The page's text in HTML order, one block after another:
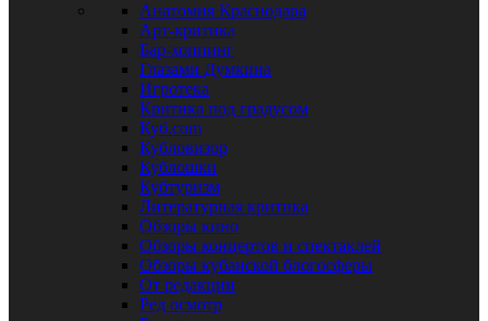
Анатомия Краснодара
Арт-критика
Бар-хоппинг
Глазами Думкина
Игротека
Критика под градусом
Куб.com
Кубловизор
Кублошки
Кубтуризм
Литературная критика
Обзоры кино
Обзоры концертов и спектаклей
Обзоры кубанской блогосферы
От редакции
Ред осмотр